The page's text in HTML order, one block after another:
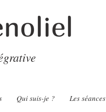
Qui suis-je ? Les séances